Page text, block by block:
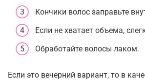
Кончики волос заправьте
Если не хватает объема,
Обработайте волосы лаком.
Если это вечерний вариант, то в